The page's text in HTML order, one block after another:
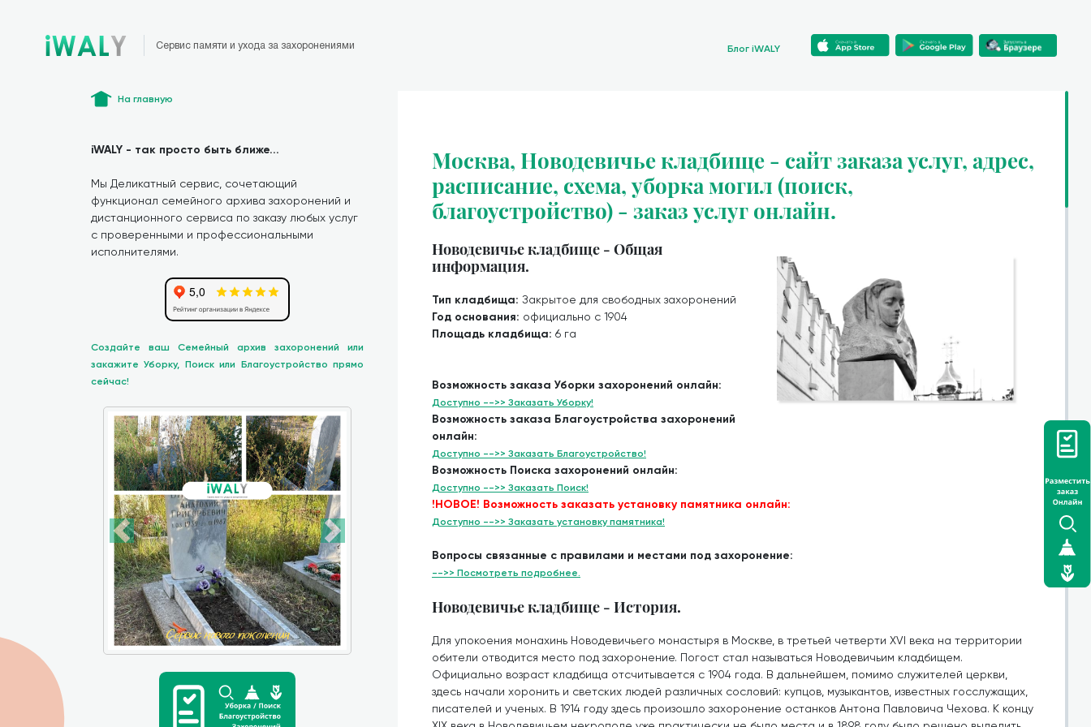
Сервис памяти и ухода за захоронениями Блог iWALY
На главную
iWALY - так просто быть ближе...
Мы Деликатный сервис, сочетающий
функционал семейного архива захоронений и
дистанционного сервиса по заказу любых услуг
с проверенными и профессиональными
исполнителями.
Создайте ваш Семейный архив захоронений или
закажите Уборку, Поиск или Благоустройство прямо
сейчас!
Москва, Новодевичье кладбище - сайт заказа услуг, адрес,
расписание, схема, уборка могил (поиск,
благоустройство) - заказ услуг онлайн.
Новодевичье кладбище - Общая
информация.
Тип кладбища: Закрытое для свободных захоронений
Год основания: официально с 1904
Площадь кладбища: 6 га
Возможность заказа Уборки захоронений онлайн:
Доступно -->> Заказать Уборку!
Возможность заказа Благоустройства захоронений
онлайн:
Доступно -->> Заказать Благоустройство!
Возможность Поиска захоронений онлайн:
Доступно -->> Заказать Поиск!
!НОВОЕ! Возможность заказать установку памятника онлайн:
Доступно -->> Заказать установку памятника!
Вопросы связанные с правилами и местами под захоронение:
-->> Посмотреть подробнее.
Новодевичье кладбище - История.
Для упокоения монахинь Новодевичьего монастыря в Москве, в третьей четверти XVI века на территории
обители отводится место под захоронение. Погост стал называться Новодевичьим кладбищем.
Официально возраст кладбища отсчитывается с 1904 года. В дальнейшем, помимо служителей церкви,
здесь начали хоронить и светских людей различных сословий: купцов, музыкантов, известных госслужащих,
писателей и ученых. В 1914 году здесь произошло захоронение останков Антона Павловича Чехова. К концу